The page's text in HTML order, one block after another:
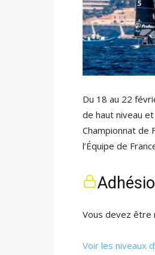
Du 18 au 22
de haut niveau
Championnat de
l’Équipe de
Vous devez être
Voir les niveaux